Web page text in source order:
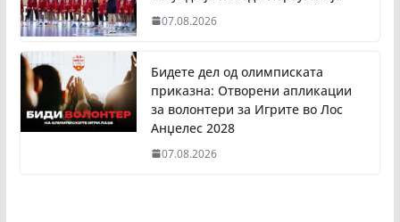
07.08.2026
Бидете дел од олимписката
приказна: Отворени апликации
за волонтери за Игрите во Лос
Анџелес 2028
07.08.2026